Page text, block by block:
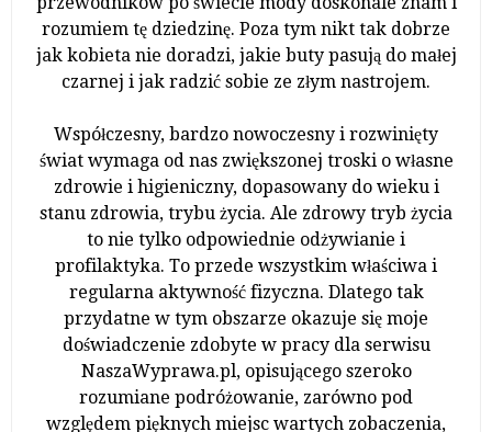
rozumiem tę dziedzinę. Poza tym nikt tak dobrze
jak kobieta nie doradzi, jakie buty pasują do małej
czarnej i jak radzić sobie ze złym nastrojem.
Współczesny, bardzo nowoczesny i rozwinięty
świat wymaga od nas zwiększonej troski o własne
zdrowie i higieniczny, dopasowany do wieku i
stanu zdrowia, trybu życia. Ale zdrowy tryb życia
to nie tylko odpowiednie odżywianie i
profilaktyka. To przede wszystkim właściwa i
regularna aktywność fizyczna. Dlatego tak
przydatne w tym obszarze okazuje się moje
doświadczenie zdobyte w pracy dla serwisu
NaszaWyprawa.pl, opisującego szeroko
rozumiane podróżowanie, zarówno pod
względem pięknych miejsc wartych zobaczenia,